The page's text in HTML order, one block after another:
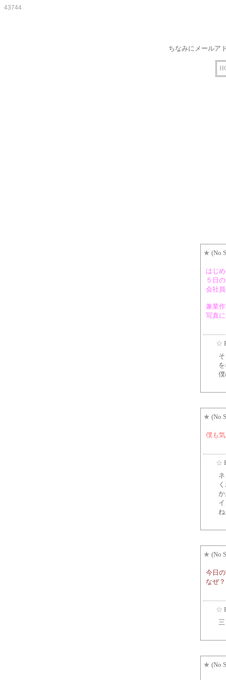
43744
ちなみにメールア
★ (No
はじ
５日
会社
兼業
写真
☆
★ (No
僕も
☆
★ (No
今日
なぜ？
☆
★ (No